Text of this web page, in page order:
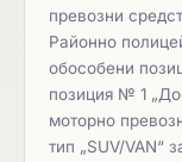
превозни
Районно
обособени
позиция № 1
моторно
тип „SUV/VAN“